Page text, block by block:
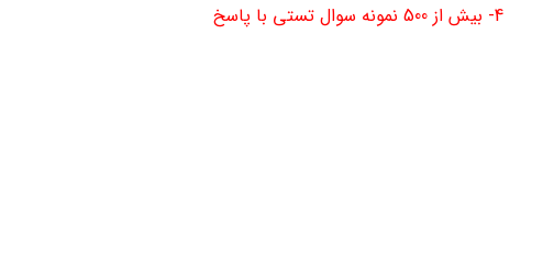
4- بیش از 500 نمونه سوال تستی با پاسخ